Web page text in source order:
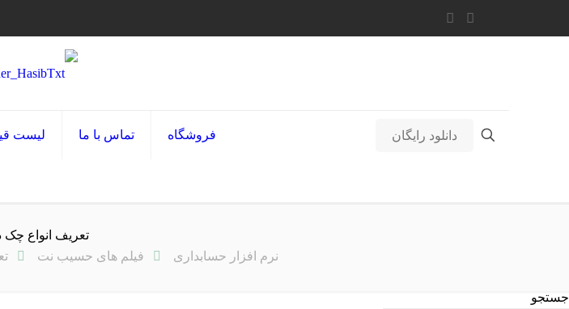
لیست تماس با ما فروشگاه دانلود رایگان
تعریف انواع چک
نرم افزار حسابداری
فیلم های حسیب نت
جستجو